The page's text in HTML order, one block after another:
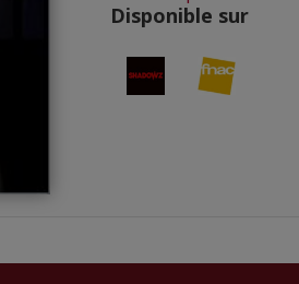
Disponible sur